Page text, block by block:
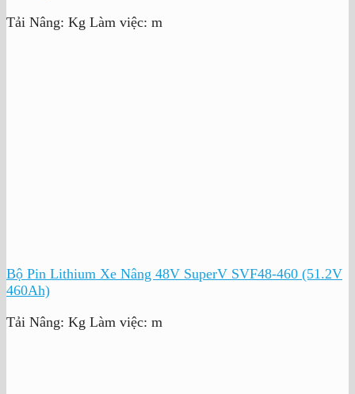
Tải Nâng: Kg Làm việc: m
Bộ Pin Lithium Xe Nâng 48V SuperV SVF48-460 (51.2V
460Ah)
Tải Nâng: Kg Làm việc: m